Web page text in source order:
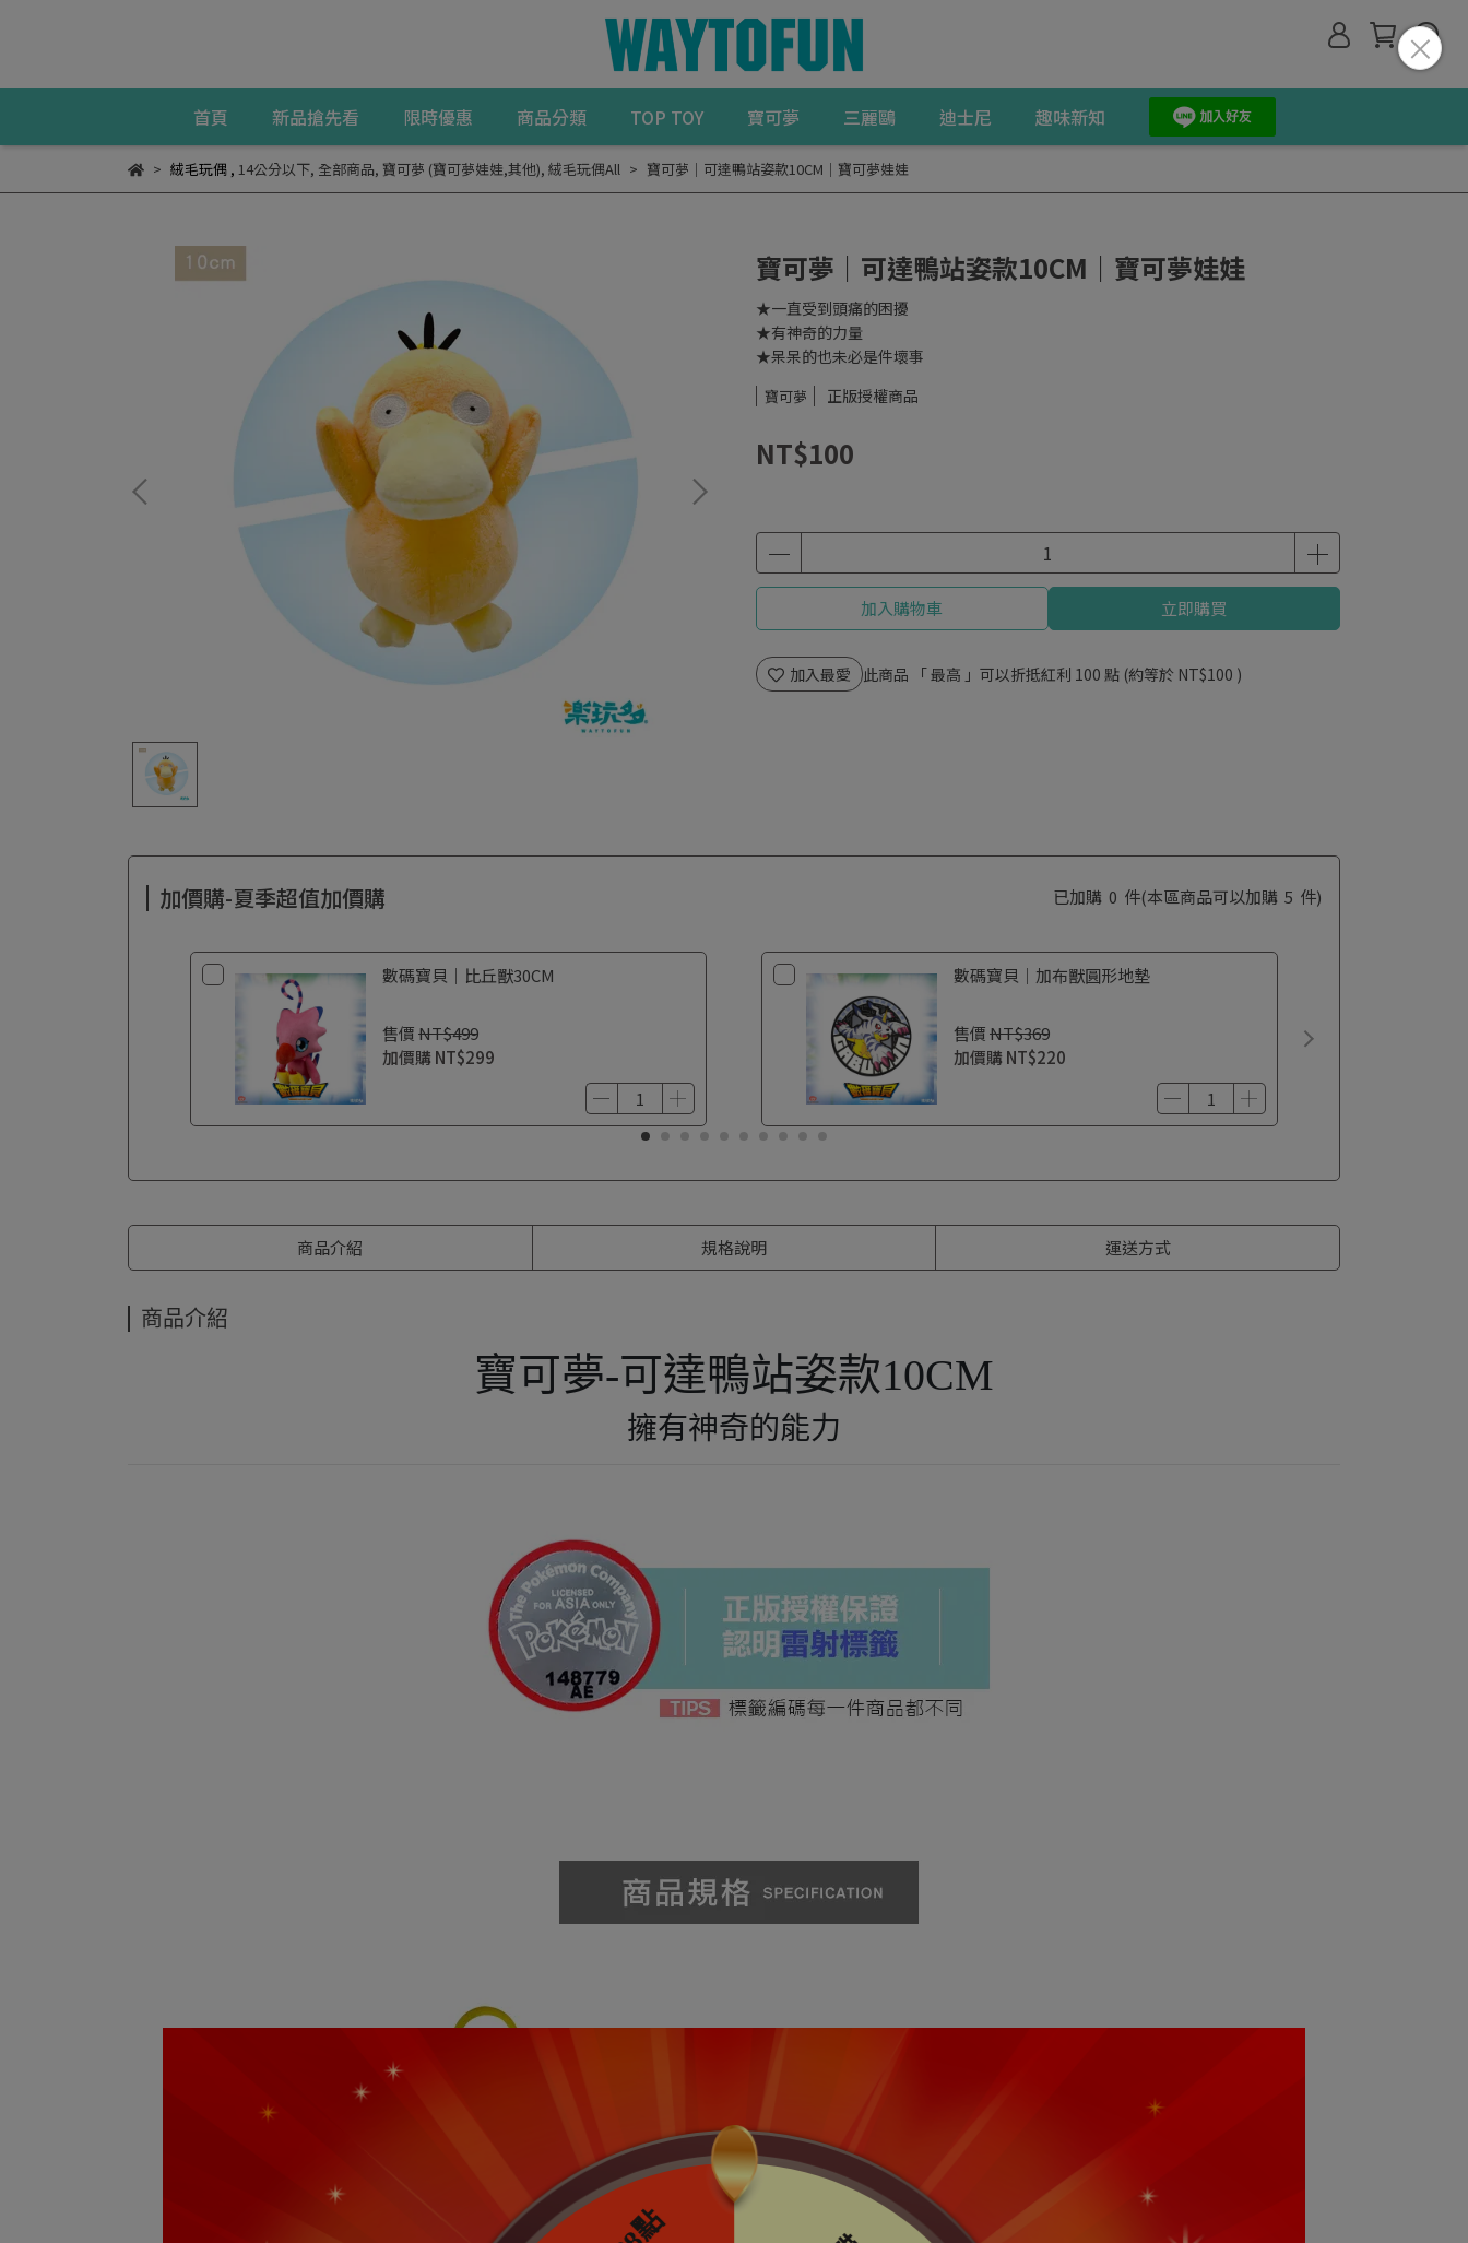
首頁 新品搶先看 限時優惠 商品分類 TOP TOY 寶可夢 三麗鷗 迪士尼 趣味新知
絨毛玩偶, 14公分以下, 全部商品, 寶可夢 (寶可夢娃娃,其他), 絨毛玩偶All 寶可夢｜可達鴨站姿款10CM｜寶可夢娃娃
寶可夢｜可達鴨站姿款10CM｜寶可夢娃娃
★一直受到頭痛的困擾
★有神奇的力量
★呆呆的也未必是件壞事
寶可夢 正版授權商品
NT$100
加入購物車 立即購買
加入最愛 此商品 「 最高 」可以折抵紅利 100 點 (約等於 NT$100 )
加價購-夏季超值加價購 已加購 0 件(本區商品可以加購 5 件)
數碼寶貝｜比丘獸30CM
售價NT$499
加價購 NT$299
數碼寶貝｜加布獸圓形地墊
售價NT$369
加價購 NT$220
商品介紹 規格說明 運送方式
商品介紹
寶可夢-可達鴨站姿款10CM
擁有神奇的能力